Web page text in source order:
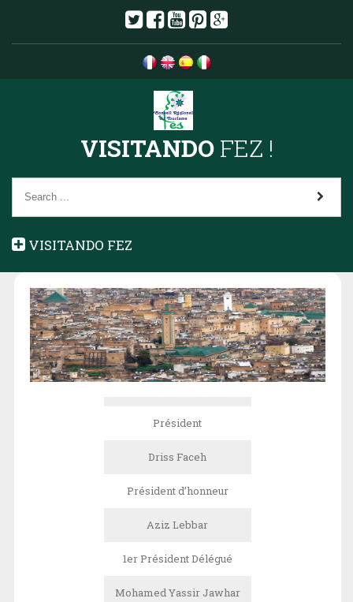
VISITANDO FEZ !
VISITANDO FEZ
Président
Driss Faceh
Président d’honneur
Aziz Lebbar
1er Président Délégué
Mohamed Yassir Jawhar